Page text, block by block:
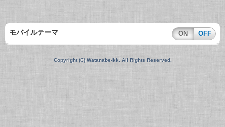
モバイルテーマ ON OFF
Copyright (C) Watanabe-kk. All Rights Reserved.